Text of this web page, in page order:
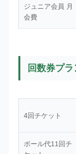
ジュニア会員 月
会費
回数券プ
4回チケット
ボール代11回チ